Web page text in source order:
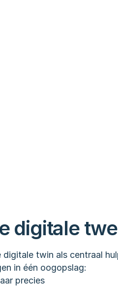
digitale
digitale twin als centraal
in één oogopslag:
precies